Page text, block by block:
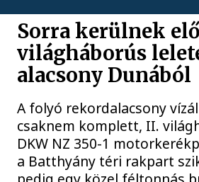
Sorra kerülnek elő
világháborús
alacsony Dunából
A folyó rekordalacsony
csaknem komplett, II.
DKW NZ 350-1
a Batthyány téri rakpart